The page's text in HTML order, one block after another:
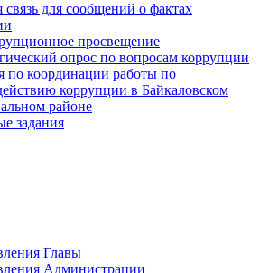
связь для сообщений о фактах
просвещение
опрос по вопросам коррупции
по координации работы по
коррупции в Байкаловском
районе
задания
Главы
Администрации